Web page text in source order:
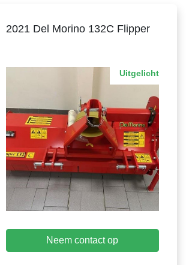
2021 Del Morino 132C Flipper
Uitgelicht
Neem contact op